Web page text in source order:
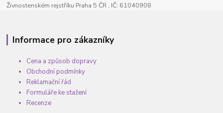
Živnostenském rejstříku Praha 5 ČR , IČ: 61040908
Informace pro zákazníky
Cena a způsob dopravy
Obchodní podmínky
Reklamační řád
Formuláře ke stažení
Recenze